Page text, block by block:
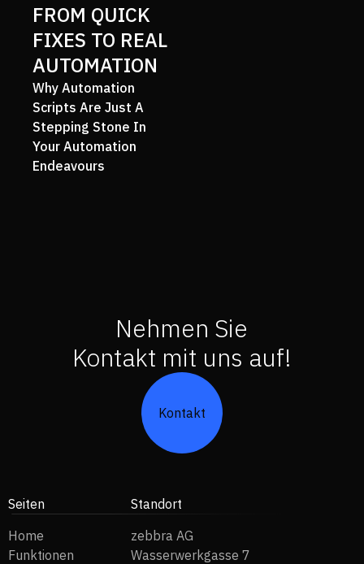
FROM QUICK
FIXES TO REAL
AUTOMATION
Why Automation
Scripts Are Just A
Stepping Stone In
Your Automation
Endeavours
Nehmen Sie
Kontakt mit uns auf!
Kontakt
Seiten
Home
Funktionen
Standort
zebbra AG
Wasserwerkgasse 7